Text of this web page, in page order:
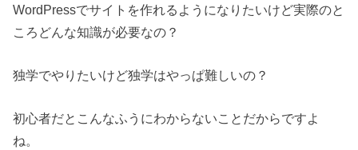
WordPressでサイトを作れるようになりたいけど実際のと
ころどんな知識が必要なの？
独学でやりたいけど独学はやっぱ難しいの？
初心者だとこんなふうにわからないことだからですよ
ね。